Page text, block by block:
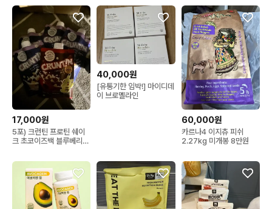
17,000원
5포) 크런틴 프로틴 쉐이
크 초코이즈백 블루베리
40,000원
[유통기한 임박!] 마이디데
이 브로멜라인
60,000원
카르나4 이지츄 피쉬
2.27kg 미개봉 8만원